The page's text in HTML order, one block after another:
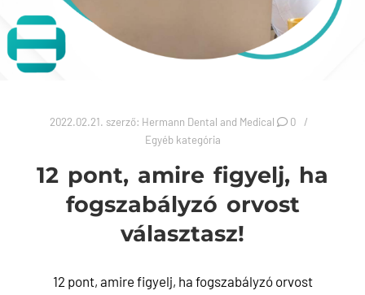
2022.02.21. szerző: Hermann Dental and Medical
0
Egyéb kategória
12 pont, amire figyelj, ha
fogszabályzó orvost
választasz!
12 pont, amire figyelj, ha fogszabályzó orvost